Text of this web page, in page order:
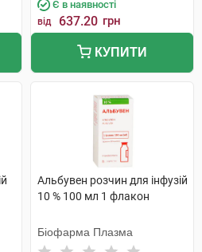
Є в наявності
від 637.20 грн
КУПИТИ
Альбувен розчин для інфузій
10 % 100 мл 1 флакон
Біофарма Плазма